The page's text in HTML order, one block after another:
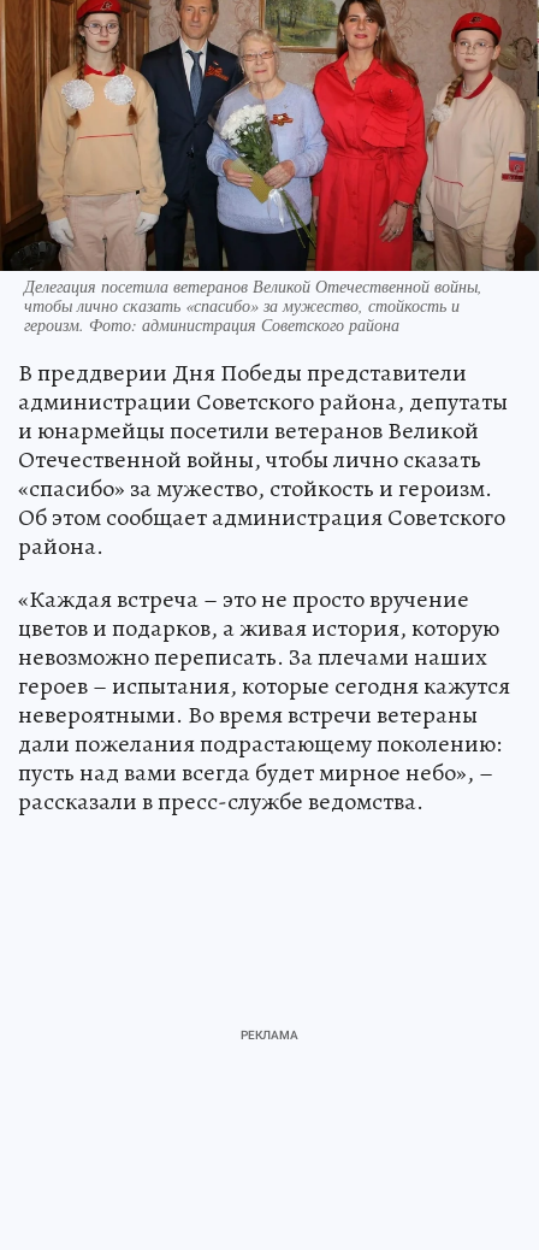
Делегация посетила ветеранов Великой Отечественной войны,
чтобы лично сказать «спасибо» за мужество, стойкость и
героизм. Фото: администрация Советского района
В преддверии Дня Победы представители
администрации Советского района, депутаты
и юнармейцы посетили ветеранов Великой
Отечественной войны, чтобы лично сказать
«спасибо» за мужество, стойкость и героизм.
Об этом сообщает администрация Советского
района.
«Каждая встреча – это не просто вручение
цветов и подарков, а живая история, которую
невозможно переписать. За плечами наших
героев – испытания, которые сегодня кажутся
невероятными. Во время встречи ветераны
дали пожелания подрастающему поколению:
пусть над вами всегда будет мирное небо», –
рассказали в пресс-службе ведомства.